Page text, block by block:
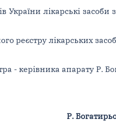
лікарські засоби
реєстру лікарських
- керівника апарату Р.
Р.